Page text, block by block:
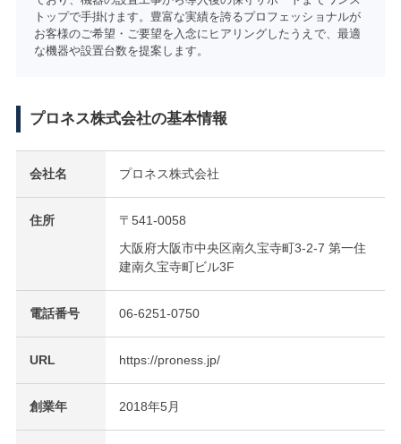
トップで手掛けます。豊富な実績を誇るプロフェッショナルが
お客様のご希望・ご要望を入念にヒアリングしたうえで、最適
な機器や設置台数を提案します。
プロネス株式会社の基本情報
会社名 プロネス株式会社
住所
〒541-0058
大阪府大阪市中央区南久宝寺町3-2-7 第一住
建南久宝寺町ビル3F
電話番号 06-6251-0750
URL https://proness.jp/
創業年 2018年5月